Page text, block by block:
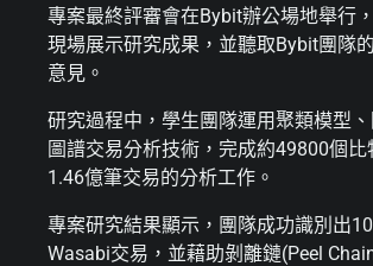
專案最終評審會在Bybit辦公場地舉行
現場展示研究成果，並聽取Bybit團隊
意見。
研究過程中，學生團隊運用聚類模型
圖譜交易分析技術，完成約49800個比
1.46億筆交易的分析工作。
專案研究結果顯示，團隊成功識別出
Wasabi交易，並藉助剝離鏈(Peel